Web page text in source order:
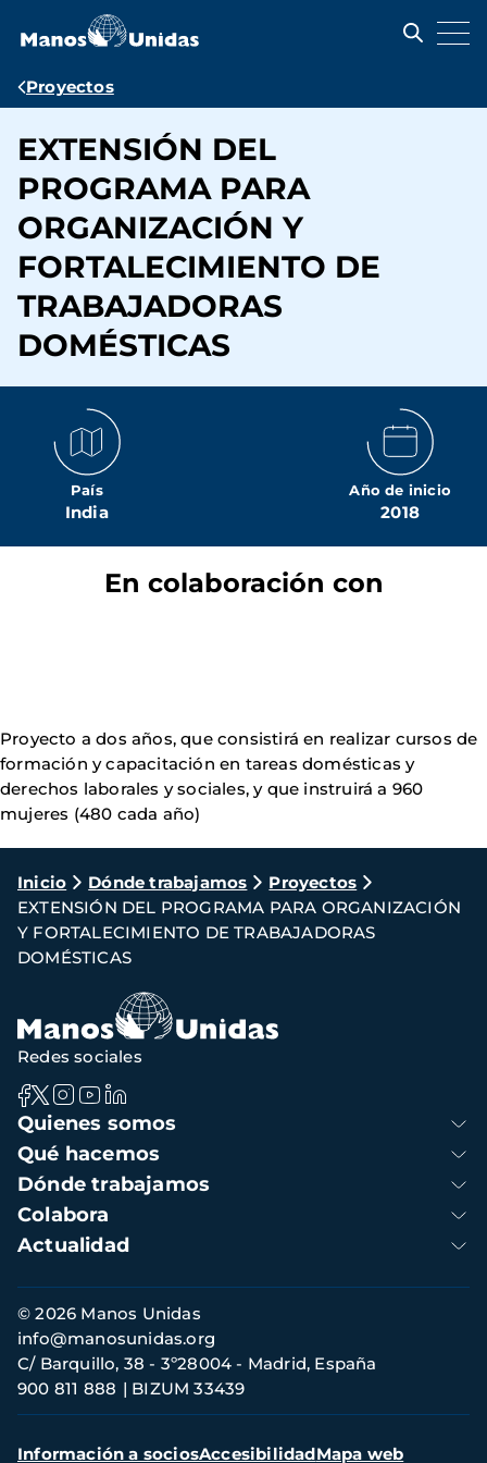
contenido
Ruta
navegación
Proyectos
EXTENSIÓN DEL
PROGRAMA PARA
ORGANIZACIÓN Y
FORTALECIMIENTO DE
TRABAJADORAS
DOMÉSTICAS
País
India
Año de inicio
2018
En colaboración con
Proyecto a dos años, que consistirá en realizar cursos de
formación y capacitación en tareas domésticas y
derechos laborales y sociales, y que instruirá a 960
mujeres (480 cada año)
Ruta
de
navegación
Inicio Dónde trabajamos
Proyectos
EXTENSIÓN DEL PROGRAMA PARA ORGANIZACIÓN
Y FORTALECIMIENTO DE TRABAJADORAS
DOMÉSTICAS
Navegación
principal
Quienes somos
Qué hacemos
Dónde trabajamos
Colabora
Actualidad
Redes sociales
Información
de
contacto
© 2026 Manos Unidas
C/ Barquillo, 38 - 3º28004 - Madrid, España
900 811 888
BIZUM 33439
info@manosunidas.org
Menú
Información a sociosAccesibilidadMapa web